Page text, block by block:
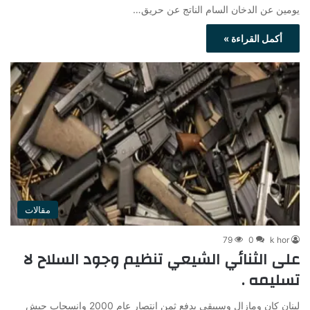
يومين عن الدخان السام الناتج عن حريق…
أكمل القراءة »
مقالات
k hor
0
79
على الثنائي الشيعي تنظيم وجود السلاح لا
تسليمه .
لبنان كان ومازال وسيبقى يدفع ثمن انتصار عام 2000 وانسحاب جيش